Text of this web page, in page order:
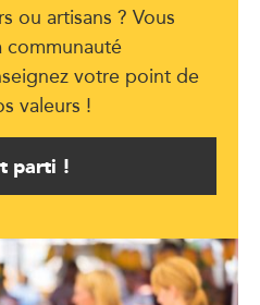
ou artisans ? Vous
communauté
votre point de
valeurs !
parti !